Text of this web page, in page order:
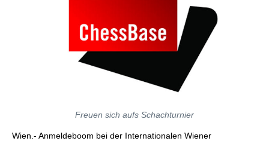
Freuen sich aufs Schachturnier
Wien.- Anmeldeboom bei der Internationalen Wiener